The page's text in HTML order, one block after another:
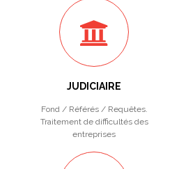
JUDICIAIRE
Fond / Référés / Requêtes.
Traitement de difficultés des
entreprises